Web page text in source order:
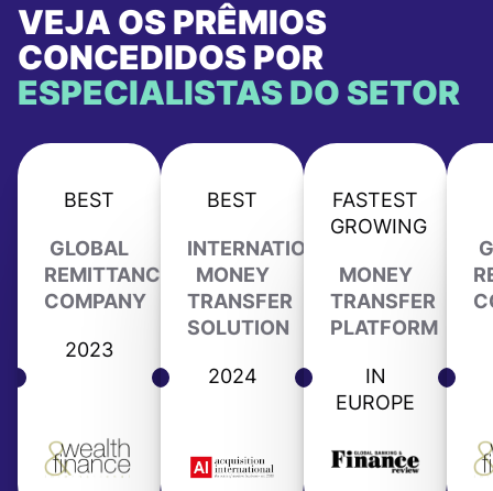
VEJA OS PRÊMIOS
CONCEDIDOS POR
ESPECIALISTAS DO SETOR
BEST
GLOBAL
REMITTANCE
COMPANY
2023
BEST
INTERNATIONAL
MONEY
TRANSFER
SOLUTION
2024
FASTEST
GROWING
MONEY
TRANSFER
PLATFORM
IN
EUROPE